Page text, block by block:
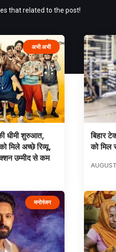
that related to the post!
अभी अभी
धीमी शुरुआत,
मिले अच्छे रिव्यू,
उम्मीद से कम
बिहार
को मिल
मनोरंजन